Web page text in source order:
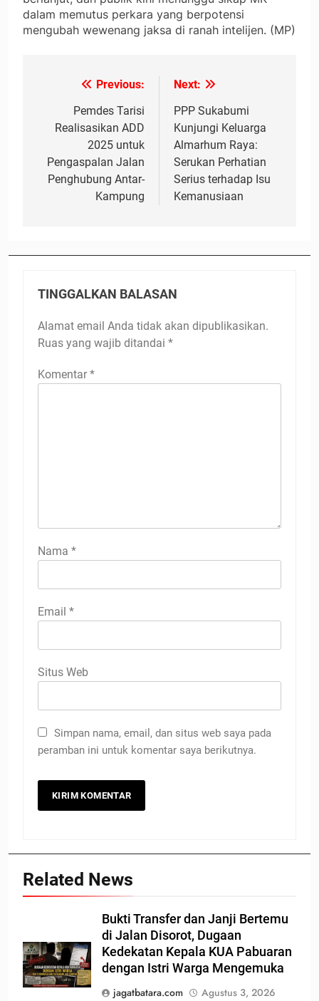
dalam memutus perkara yang berpotensi
mengubah wewenang jaksa di ranah intelijen. (MP)
NavigasiPrevious:
Pemdes Tarisi
Realisasikan ADD
2025 untuk
Pengaspalan Jalan
Penghubung Antar-
Kampung
Next:
PPP Sukabumi
Kunjungi Keluarga
Almarhum Raya:
Serukan Perhatian
Serius terhadap Isu
Kemanusiaan
TINGGALKAN BALASAN
Alamat email Anda tidak akan dipublikasikan.
Ruas yang wajib ditandai *
Komentar *
Nama *
Email *
Situs Web
Simpan nama, email, dan situs web saya pada
peramban ini untuk komentar saya berikutnya.
Related News
Bukti Transfer dan Janji Bertemu
di Jalan Disorot, Dugaan
Kedekatan Kepala KUA Pabuaran
dengan Istri Warga Mengemuka
jagatbatara.com
Agustus 3, 2026